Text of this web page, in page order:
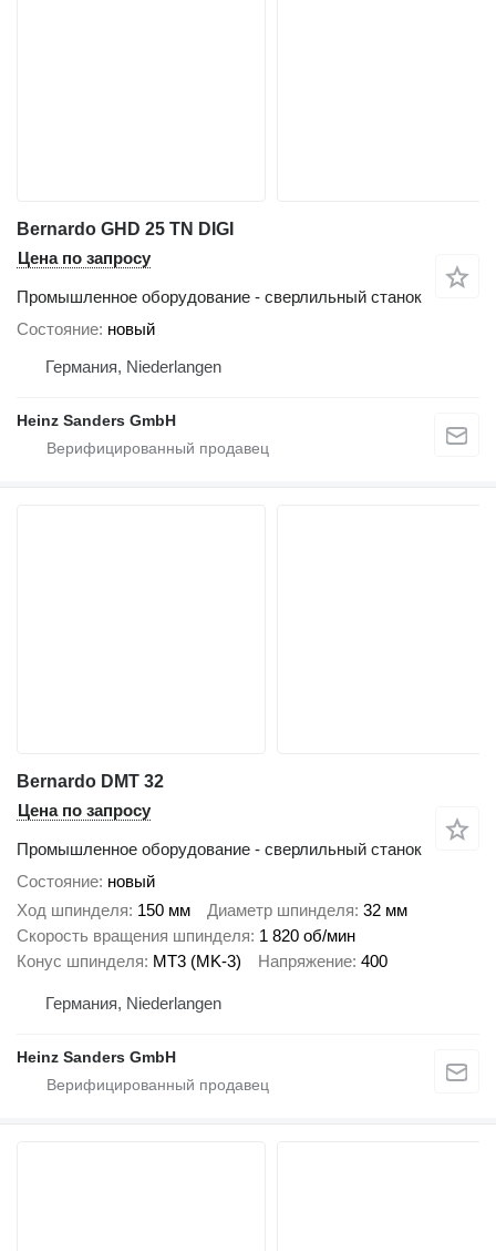
Bernardo GHD 25 TN DIGI
Цена по запросу
Промышленное оборудование - сверлильный станок
Состояние новый
Германия, Niederlangen
Heinz Sanders GmbH
Bernardo DMT 32
Цена по запросу
Промышленное оборудование - сверлильный станок
Состояние новый
Ход шпинделя 150 мм Диаметр шпинделя 32 мм
Скорость вращения шпинделя 1 820 об/мин
Конус шпинделя MT3 (MK-3) Напряжение 400
Германия, Niederlangen
Heinz Sanders GmbH